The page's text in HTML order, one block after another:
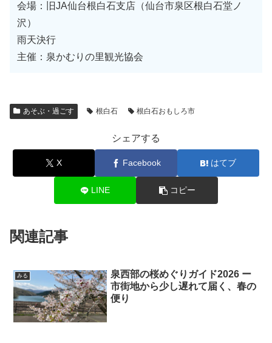
会場：旧JA仙台根白石支店（仙台市泉区根白石堂ノ
沢）
雨天決行
主催：泉かむりの里観光協会
あそぶ・過ごす 根白石 根白石おもしろ市
シェアする
X Facebook はてブ
LINE コピー
関連記事
みる
泉西部の桜めぐりガイド2026 ー
市街地から少し遅れて届く、春の
便り